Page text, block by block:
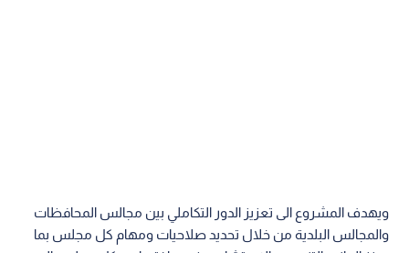
ويهدف المشروع الى تعزيز الدور التكاملي بين مجالس المحافظات
والمجالس البلدية من خلال تحديد صلاحيات ومهام كل مجلس بما